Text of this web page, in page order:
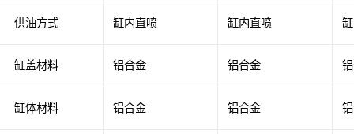
供油方式
缸盖材料
缸体材料
缸内直喷 缸内直喷
铝合金 铝合金
铝合金 铝合金